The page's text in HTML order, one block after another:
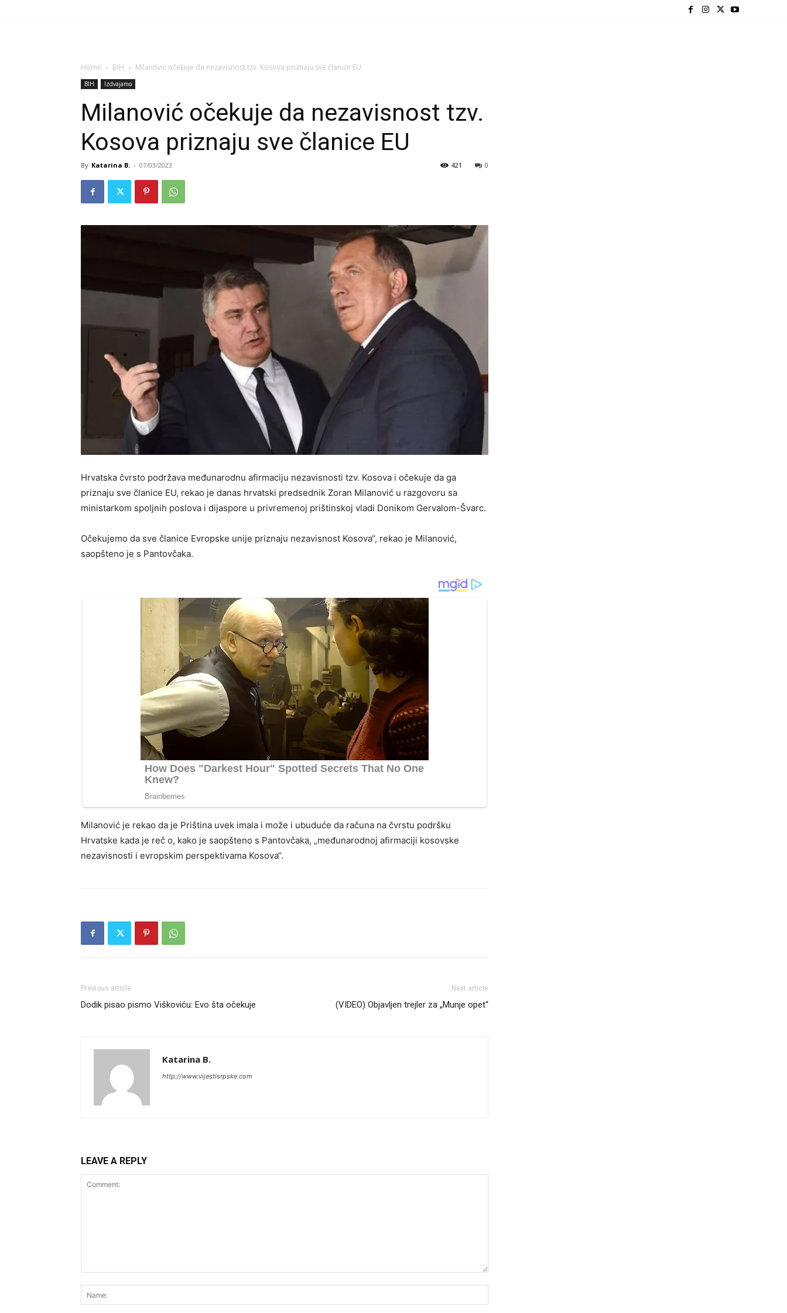
Home BIH Milanović očekuje da nezavisnost tzv. Kosova priznaju sve članice EU
BIH Izdvajamo
Milanović očekuje da nezavisnost tzv.
Kosova priznaju sve članice EU
By Katarina B. - 07/03/2023 0
421
Hrvatska čvrsto podržava međunarodnu afirmaciju nezavisnosti tzv. Kosova i očekuje da ga
priznaju sve članice EU, rekao je danas hrvatski predsednik Zoran Milanović u razgovoru sa
ministarkom spoljnih poslova i dijaspore u privremenoj prištinskoj vladi Donikom Gervalom-Švarc.
Očekujemo da sve članice Evropske unije priznaju nezavisnost Kosova“, rekao je Milanović,
saopšteno je s Pantovčaka.
Milanović je rekao da je Priština uvek imala i može i ubuduće da računa na čvrstu podršku
Hrvatske kada je reč o, kako je saopšteno s Pantovčaka, „međunarodnoj afirmaciji kosovske
nezavisnosti i evropskim perspektivama Kosova“.
Previous article
Dodik pisao pismo Viškoviću: Evo šta očekuje
Next article
(VIDEO) Objavljen trejler za „Munje opet“
Katarina B.
http://www.vijestisrpske.com
LEAVE A REPLY